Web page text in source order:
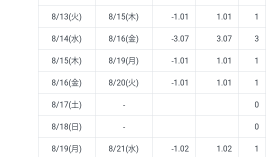
8/13(火) 8/15(木) -1.01 1.01 1
8/14(水) 8/16(金) -3.07 3.07 3
8/15(木) 8/19(月) -1.01 1.01 1
8/16(金) 8/20(火) -1.01 1.01 1
8/17(土) - 0
8/18(日) - 0
8/19(月) 8/21(水) -1.02 1.02 1